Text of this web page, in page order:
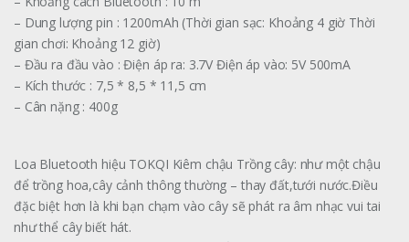
– Dung lượng pin : 1200mAh (Thời gian sạc: Khoảng 4 giờ Thời
gian chơi: Khoảng 12 giờ)
– Đầu ra đầu vào : Điện áp ra: 3.7V Điện áp vào: 5V 500mA
– Kích thước : 7,5 * 8,5 * 11,5 cm
– Cân nặng : 400g
Loa Bluetooth hiệu TOKQI Kiêm chậu Trồng cây: như một chậu
để trồng hoa,cây cảnh thông thường – thay đất,tưới nước.Điều
đặc biệt hơn là khi bạn chạm vào cây sẽ phát ra âm nhạc vui tai
như thể cây biết hát.